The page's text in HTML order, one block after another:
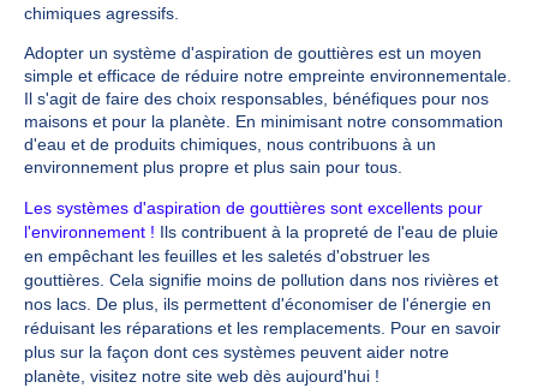
chimiques agressifs.
Adopter un système d'aspiration de gouttières est un moyen
simple et efficace de réduire notre empreinte environnementale.
Il s'agit de faire des choix responsables, bénéfiques pour nos
maisons et pour la planète. En minimisant notre consommation
d'eau et de produits chimiques, nous contribuons à un
environnement plus propre et plus sain pour tous.
Les systèmes d'aspiration de gouttières sont excellents pour
l'environnement ! Ils contribuent à la propreté de l'eau de pluie
en empêchant les feuilles et les saletés d'obstruer les
gouttières. Cela signifie moins de pollution dans nos rivières et
nos lacs. De plus, ils permettent d'économiser de l'énergie en
réduisant les réparations et les remplacements. Pour en savoir
plus sur la façon dont ces systèmes peuvent aider notre
planète, visitez notre site web dès aujourd'hui !